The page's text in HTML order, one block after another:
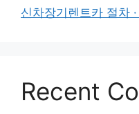
신차장기렌트카 절차
Recent